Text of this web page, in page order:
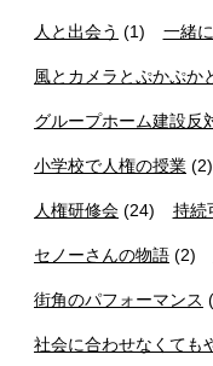
人と出会う (1) 一緒
風とカメラとぷかぷか
グループホーム建設反
小学校で人権の授業 (2)
人権研修会 (24) 持続
セノーさんの物語 (2)
街角のパフォーマンス
社会に合わせなくても